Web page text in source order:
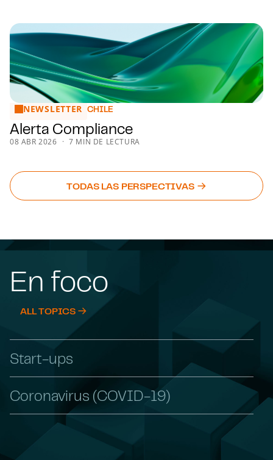
Alerta Compliance
NEWSLETTER CHILE
Alerta Compliance
08 ABR 2026 7 MIN DE LECTURA
TODAS LAS PERSPECTIVAS
En foco
ALL TOPICS
Start-ups
Coronavirus (COVID-19)